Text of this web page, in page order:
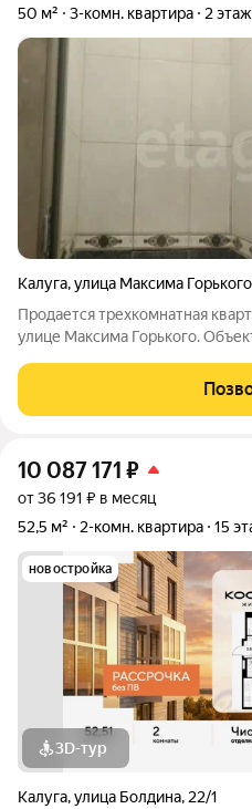
50 м² 3-комн. квартира 2 этаж
Калуга,улица Максима Горького
Продается трехкомнатная
улице Максима Горького.
доступность и развитую
близости. В квартире
10 087 171 ₽
от 36 191 ₽ в месяц
52,5 м²
2-комн. квартира 15
новостройка
3D-тур
Калуга,улица Болдина, 22/1